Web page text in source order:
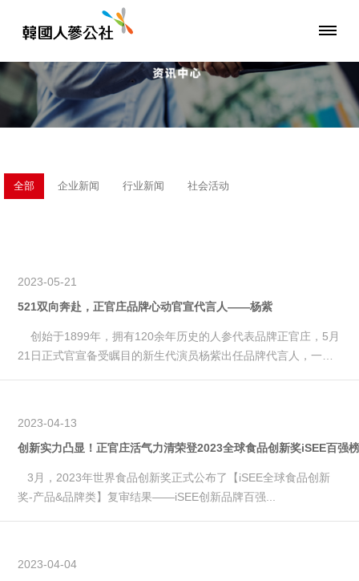
全部 企业新闻 行业新闻 社会活动
2023-05-21
521双向奔赴，正官庄品牌心动官宣代言人——杨紫
创始于1899年，拥有120余年历史的人参代表品牌正官庄，5月
21日正式官宣备受瞩目的新生代演员杨紫出任品牌代言人，一起
2023-04-13
创新实力凸显！正官庄活气力清荣登2023全球食品创新奖iSEE百强
3月，2023年世界食品创新奖正式公布了【iSEE全球食品创新
奖-产品&品牌类】复审结果——iSEE创新品牌百强...
2023-04-04